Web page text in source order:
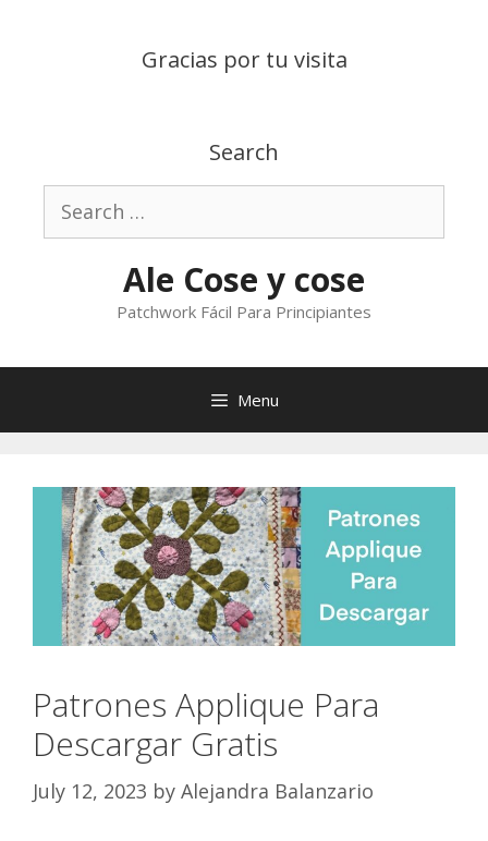
Gracias por tu visita
Search
Search
for:
Ale Cose y cose
Patchwork Fácil Para Principiantes
Menu
Patrones Applique Para
Descargar Gratis
July 12, 2023 by Alejandra Balanzario